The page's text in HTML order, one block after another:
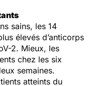
sains, les 14
élevés d’anticorps
2. Mieux, les
chez les six
semaines.
atteints du